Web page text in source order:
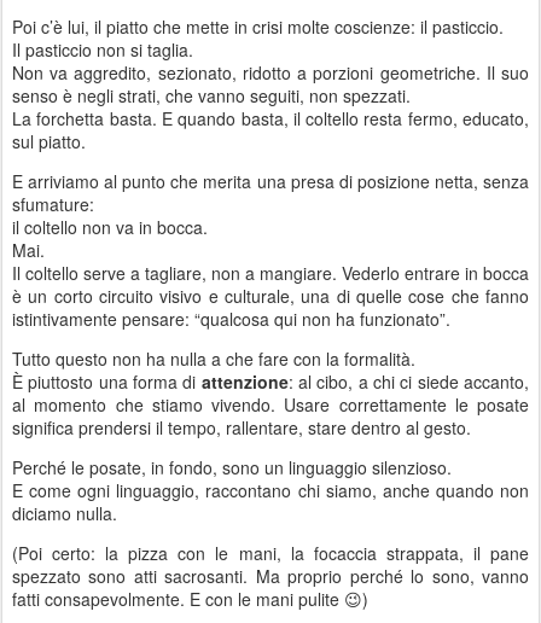
Poi c’è lui, il piatto che mette in crisi molte coscienze: il pasticcio.
Il pasticcio non si taglia.
Non va aggredito, sezionato, ridotto a porzioni geometriche. Il suo
senso è negli strati, che vanno seguiti, non spezzati.
La forchetta basta. E quando basta, il coltello resta fermo, educato,
sul piatto.
E arriviamo al punto che merita una presa di posizione netta, senza
sfumature:
il coltello non va in bocca.
Mai.
Il coltello serve a tagliare, non a mangiare. Vederlo entrare in bocca
è un corto circuito visivo e culturale, una di quelle cose che fanno
istintivamente pensare: “qualcosa qui non ha funzionato”.
Tutto questo non ha nulla a che fare con la formalità.
È piuttosto una forma di attenzione: al cibo, a chi ci siede accanto,
al momento che stiamo vivendo. Usare correttamente le posate
significa prendersi il tempo, rallentare, stare dentro al gesto.
Perché le posate, in fondo, sono un linguaggio silenzioso.
E come ogni linguaggio, raccontano chi siamo, anche quando non
diciamo nulla.
(Poi certo: la pizza con le mani, la focaccia strappata, il pane
spezzato sono atti sacrosanti. Ma proprio perché lo sono, vanno
fatti consapevolmente. E con le mani pulite 😉)